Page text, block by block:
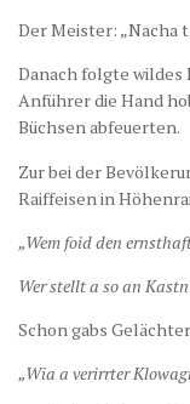
Der Meister: „Nacha
Danach folgte wildes
Anführer die Hand
Büchsen abfeuerten.
Zur bei der
Raiffeisen in
„Wem foid den
Wer stellt a so an
Schon gabs
„Wia a verirrter